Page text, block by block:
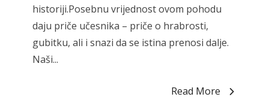
historiji.Posebnu vrijednost ovom pohodu
daju priče učesnika – priče o hrabrosti,
gubitku, ali i snazi da se istina prenosi dalje.
Naši...
Read More